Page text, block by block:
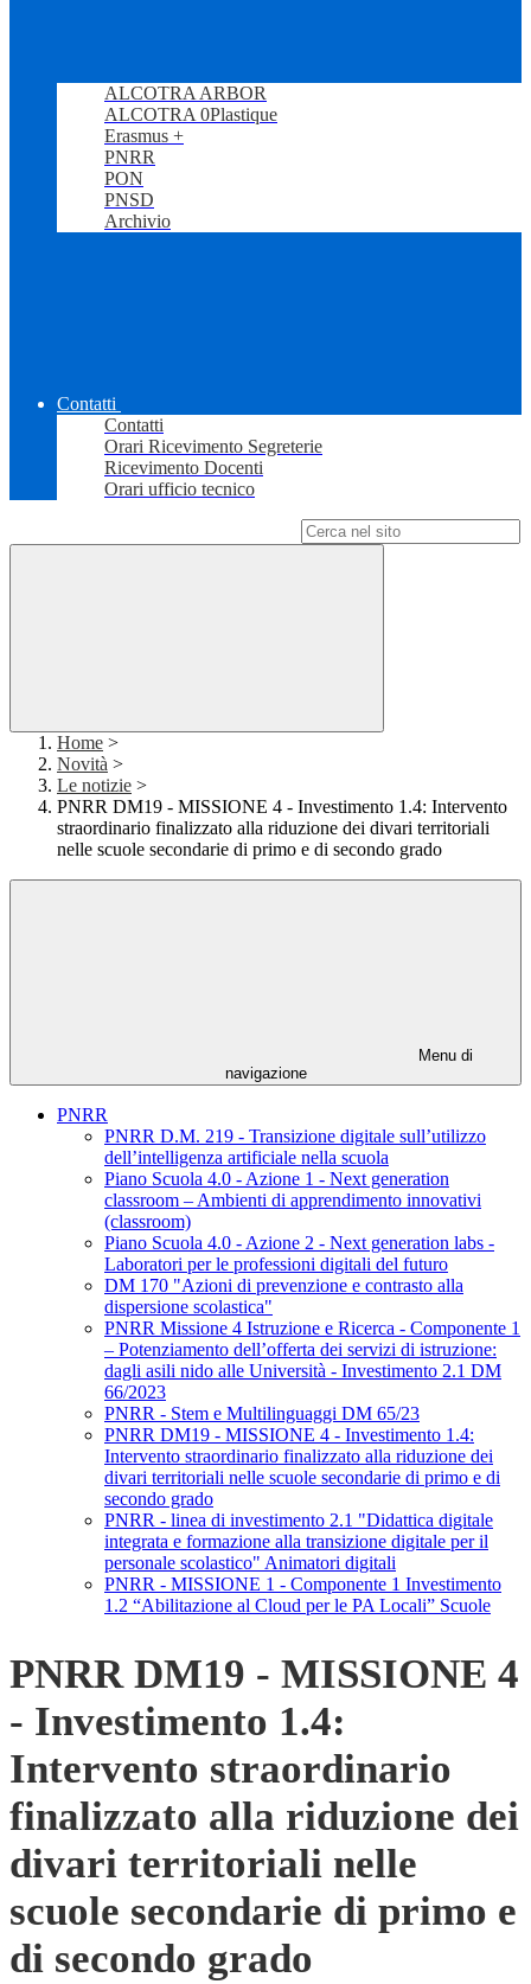
ALCOTRA ARBOR
ALCOTRA 0Plastique
Erasmus +
PNRR
PON
PNSD
Archivio
Contatti
Contatti
Orari Ricevimento Segreterie
Ricevimento Docenti
Orari ufficio tecnico
Home >
Novità >
Le notizie >
PNRR DM19 - MISSIONE 4 - Investimento 1.4: Intervento
straordinario finalizzato alla riduzione dei divari territoriali
nelle scuole secondarie di primo e di secondo grado
Menu di
navigazione
PNRR
PNRR D.M. 219 - Transizione digitale sull’utilizzo
dell’intelligenza artificiale nella scuola
Piano Scuola 4.0 - Azione 1 - Next generation
classroom – Ambienti di apprendimento innovativi
(classroom)
Piano Scuola 4.0 - Azione 2 - Next generation labs -
Laboratori per le professioni digitali del futuro
DM 170 "Azioni di prevenzione e contrasto alla
dispersione scolastica"
PNRR Missione 4 Istruzione e Ricerca - Componente 1
– Potenziamento dell’offerta dei servizi di istruzione:
dagli asili nido alle Università - Investimento 2.1 DM
66/2023
PNRR - Stem e Multilinguaggi DM 65/23
PNRR DM19 - MISSIONE 4 - Investimento 1.4:
Intervento straordinario finalizzato alla riduzione dei
divari territoriali nelle scuole secondarie di primo e di
secondo grado
PNRR - linea di investimento 2.1 "Didattica digitale
integrata e formazione alla transizione digitale per il
personale scolastico" Animatori digitali
PNRR - MISSIONE 1 - Componente 1 Investimento
1.2 “Abilitazione al Cloud per le PA Locali” Scuole
PNRR DM19 - MISSIONE 4
- Investimento 1.4:
Intervento straordinario
finalizzato alla riduzione dei
divari territoriali nelle
scuole secondarie di primo e
di secondo grado